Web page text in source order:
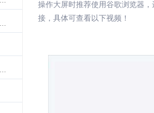
操作大屏时推荐使用谷歌浏览器
接，具体可查看以下视频！